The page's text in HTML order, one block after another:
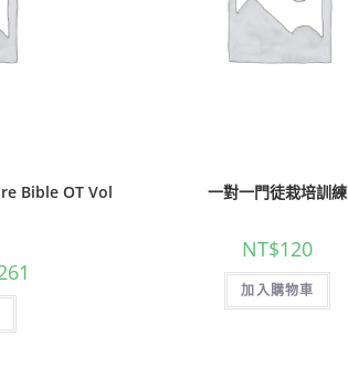
Bible OT Vol
一對一門徒栽培訓練
NT$120
加入購物車
700 NT$630